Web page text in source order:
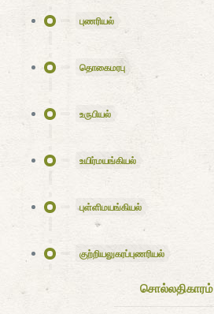
புணரியல்
தொகைமரபு
உருபியல்
உயிர்மயங்கியல்
புள்ளிமயங்கியல்
குற்றியலுகரப்புணரியல்
சொல்லதிகாரம்